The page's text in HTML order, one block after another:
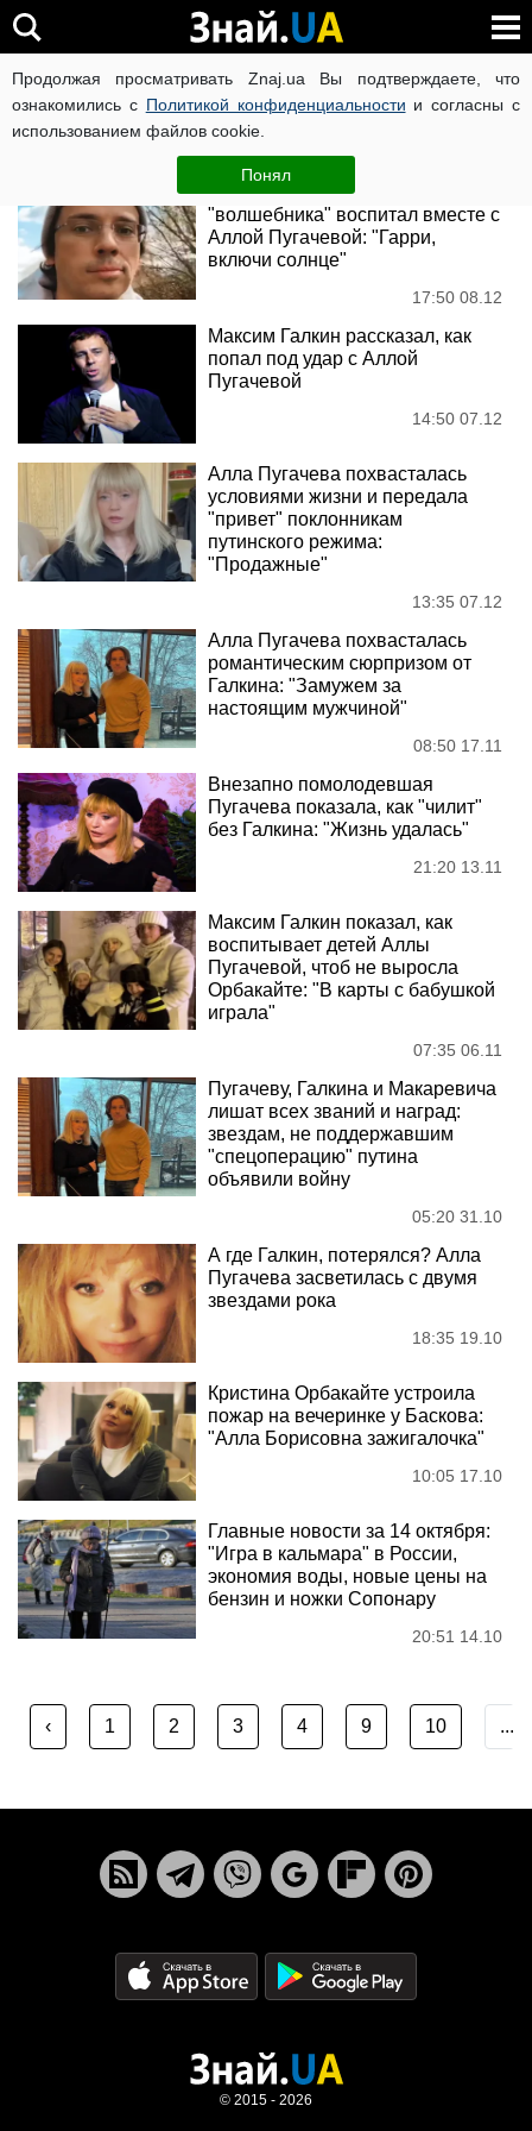
Продолжая просматривать Znaj.ua Вы подтверждаете, что
ознакомились с Политикой конфиденциальности и согласны с
использованием файлов cookie.
Понял
Алла Пугачова
Максим Галкин показал, какого
"волшебника" воспитал вместе с
Аллой Пугачевой: "Гарри,
включи солнце"
17:50 08.12
Максим Галкин рассказал, как
попал под удар с Аллой
Пугачевой
14:50 07.12
Алла Пугачева похвасталась
условиями жизни и передала
"привет" поклонникам
путинского режима:
"Продажные"
13:35 07.12
Алла Пугачева похвасталась
романтическим сюрпризом от
Галкина: "Замужем за
настоящим мужчиной"
08:50 17.11
Внезапно помолодевшая
Пугачева показала, как "чилит"
без Галкина: "Жизнь удалась"
21:20 13.11
Максим Галкин показал, как
воспитывает детей Аллы
Пугачевой, чтоб не выросла
Орбакайте: "В карты с бабушкой
играла"
07:35 06.11
Пугачеву, Галкина и Макаревича
лишат всех званий и наград:
звездам, не поддержавшим
"спецоперацию" путина
объявили войну
05:20 31.10
А где Галкин, потерялся? Алла
Пугачева засветилась с двумя
звездами рока
18:35 19.10
Кристина Орбакайте устроила
пожар на вечеринке у Баскова:
"Алла Борисовна зажигалочка"
10:05 17.10
Главные новости за 14 октября:
"Игра в кальмара" в России,
экономия воды, новые цены на
бензин и ножки Сопонару
20:51 14.10
‹ 1 2 3 4 9 10 ...
© 2015 - 2026